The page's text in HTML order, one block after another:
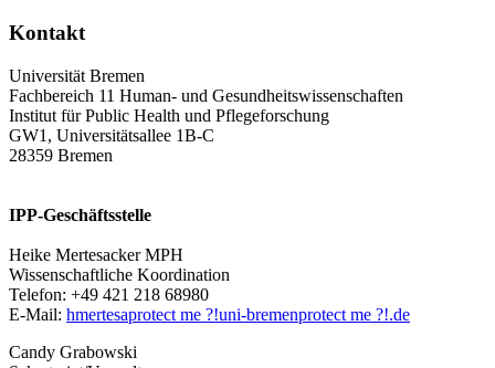
Kontakt
Universität Bremen
Fachbereich 11 Human- und Gesundheitswissenschaften
Institut für Public Health und Pflegeforschung
GW1, Universitätsallee 1B-C
28359 Bremen
IPP-Geschäftsstelle
Heike Mertesacker MPH
Wissenschaftliche Koordination
Telefon: +49 421 218 68980
E-Mail: hmertesaprotect me ?!uni-bremenprotect me ?!.de
Candy Grabowski